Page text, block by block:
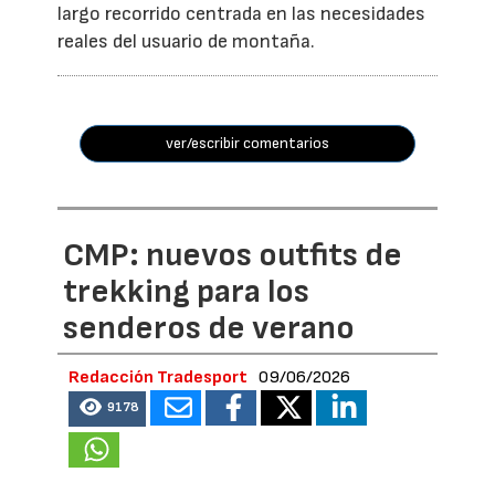
largo recorrido centrada en las necesidades
reales del usuario de montaña.
ver/escribir comentarios
CMP: nuevos outfits de
trekking para los
senderos de verano
Redacción Tradesport 09/06/2026
9178